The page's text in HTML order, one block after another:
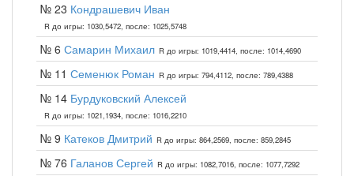
№ 23 Кондрашевич Иван
R до игры: 1030,5472, после: 1025,5748
№ 6 Самарин Михаил R до игры: 1019,4414, после: 1014,4690
№ 11 Семенюк Роман R до игры: 794,4112, после: 789,4388
№ 14 Бурдуковский Алексей
R до игры: 1021,1934, после: 1016,2210
№ 9 Катеков Дмитрий R до игры: 864,2569, после: 859,2845
№ 76 Галанов Сергей R до игры: 1082,7016, после: 1077,7292